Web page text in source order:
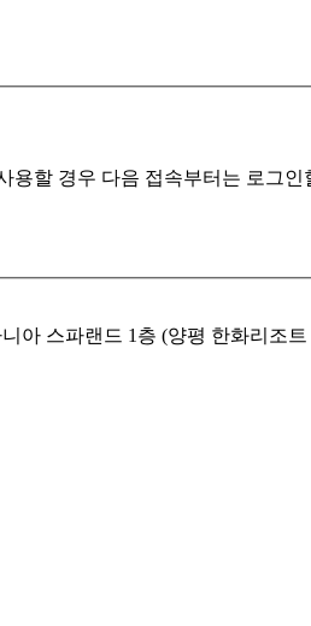
할 경우 다음 접속부터는 로그
아 스파랜드 1층 (양평 한화리조